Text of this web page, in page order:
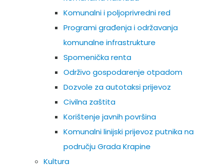
Komunalni i poljoprivredni red
Programi građenja i održavanja
komunalne infrastrukture
Spomenička renta
Održivo gospodarenje otpadom
Dozvole za autotaksi prijevoz
Civilna zaštita
Korištenje javnih površina
Komunalni linijski prijevoz putnika na
području Grada Krapine
Kultura